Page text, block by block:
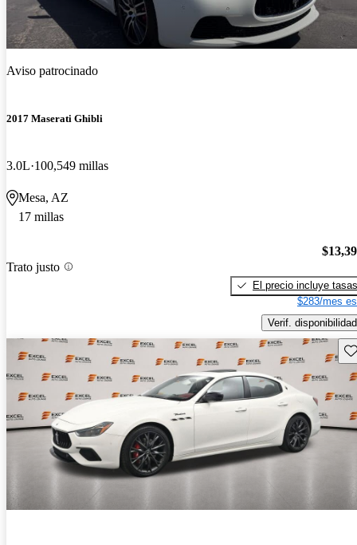
Aviso patrocinado
2017 Maserati Ghibli
3.0L 100,549 millas
Mesa, AZ
17 millas
Trato justo
El precio incluye tasas
$283/mes
Verif. disponibilidad